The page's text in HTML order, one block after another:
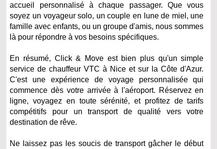
accueil personnalisé à chaque passager. Que vous
soyez un voyageur solo, un couple en lune de miel, une
famille avec enfants, ou un groupe d'amis, nous sommes
là pour répondre à vos besoins spécifiques.
En résumé, Click & Move est bien plus qu'un simple
service de chauffeur VTC à Nice et sur la Côte d'Azur.
C'est une expérience de voyage personnalisée qui
commence dès votre arrivée à l'aéroport. Réservez en
ligne, voyagez en toute sérénité, et profitez de tarifs
compétitifs pour un transport de qualité vers votre
destination de rêve.
Ne laissez pas les soucis de transport gâcher le début